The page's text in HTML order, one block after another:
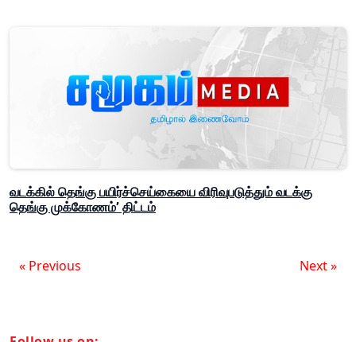
வடக்கில் தெங்கு பயிர்ச்செய்கையை விரிவுபடுத்தும் வடக்கு
தெங்கு முக்கோணம்’ திட்டம்
« Previous Next »